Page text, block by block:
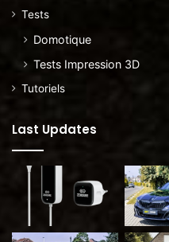
Tests
Domotique
Tests Impression 3D
Tutoriels
Last Updates